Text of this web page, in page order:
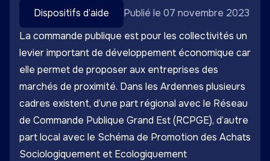
Dispositifs d’aide
Publié le 07 novembre 2023
La commande publique est pour les collectivités un
levier important de développement économique car
elle permet de proposer aux entreprises des
marchés de proximité. Dans les Ardennes plusieurs
cadres existent, d’une part régional avec le Réseau
de Commande Publique Grand Est(RCPGE), d’autre
part local avec le Schéma de Promotion des Achats
Sociologiquement et Ecologiquement